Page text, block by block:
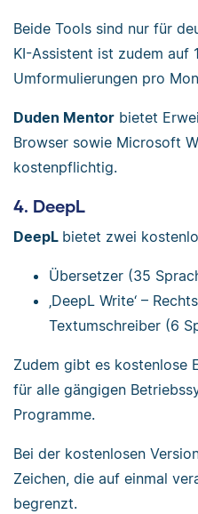
Beide Tools sind nur für
KI-Assistent ist zudem auf
Umformulierungen pro
Duden Mentor bietet
Browser sowie Microsoft
kostenpflichtig.
4. DeepL
DeepL bietet zwei
Übersetzer (35
‚DeepL Write‘ –
Textumschreiber (6
Zudem gibt es kostenlose
für alle gängigen
Programme.
Bei der kostenlosen
Zeichen, die auf einmal
begrenzt.